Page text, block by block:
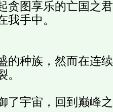
贪图享乐的亡国之
我手中。
的种族，然而在连
。
了宇宙，回到巅峰